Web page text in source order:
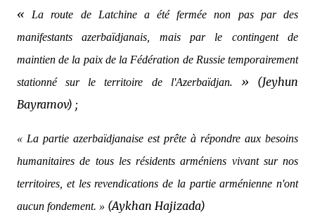
«La route de Latchine a été fermée non pas par des
manifestants azerbaïdjanais, mais par le contingent de
maintien de la paix de la Fédération de Russie temporairement
stationné sur le territoire de l'Azerbaïdjan. » (Jeyhun
Bayramov) ;
« La partie azerbaïdjanaise est prête à répondre aux besoins
humanitaires de tous les résidents arméniens vivant sur nos
territoires, et les revendications de la partie arménienne n'ont
aucun fondement. » (Aykhan Hajizada)